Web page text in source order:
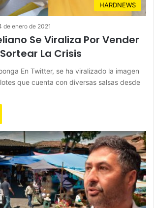
HARDNEWS
de enero de 2021
Se Viraliza Por Vender
La Crisis
En Twitter, se ha viralizado la imagen
que cuenta con diversas salsas desde